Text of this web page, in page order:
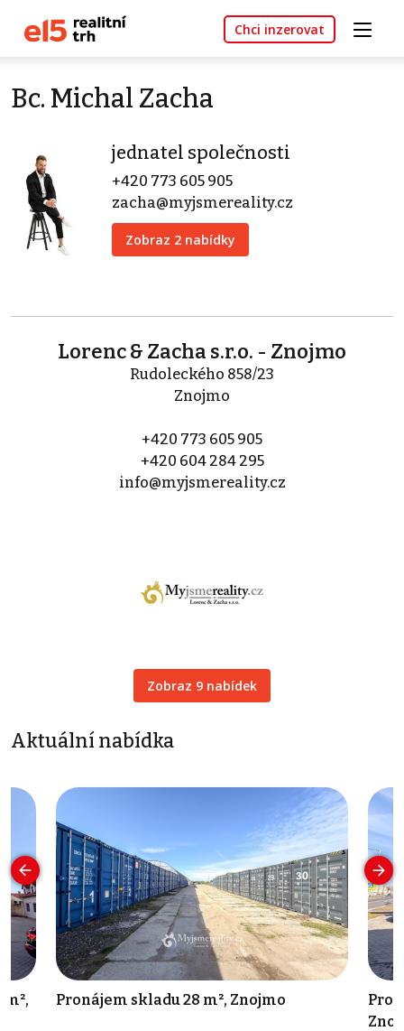
Chci inzerovat
Bc. Michal Zacha
jednatel společnosti
+420 773 605 905
zacha@myjsmereality.cz
Zobraz 2 nabídky
Lorenc & Zacha s.r.o. - Znojmo
Rudoleckého 858/23
Znojmo
+420 773 605 905
+420 604 284 295
info@myjsmereality.cz
Zobraz 9 nabídek
Aktuální nabídka
Pronájem skladu 28 m², Znojmo